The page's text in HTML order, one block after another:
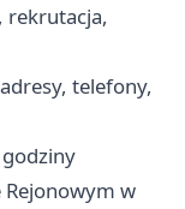
rekrutacja,
telefony,
godziny
w